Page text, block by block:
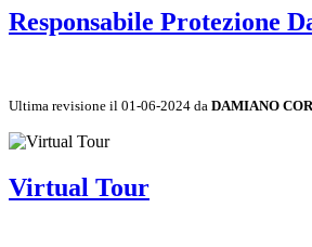
Responsabile Protezione
Ultima revisione il 01-06-2024 da DAMIANO
Virtual Tour